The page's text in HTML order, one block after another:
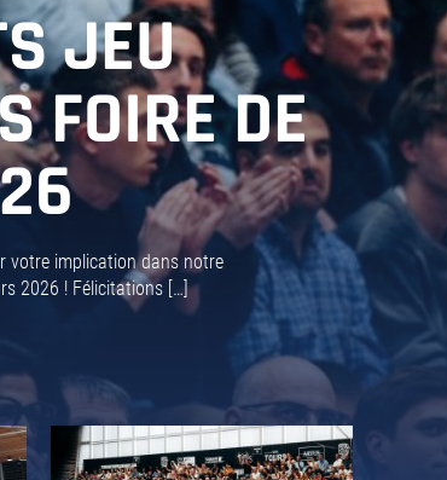
JEU
FOIRE DE
votre implication dans notre
2026 ! Félicitations […]